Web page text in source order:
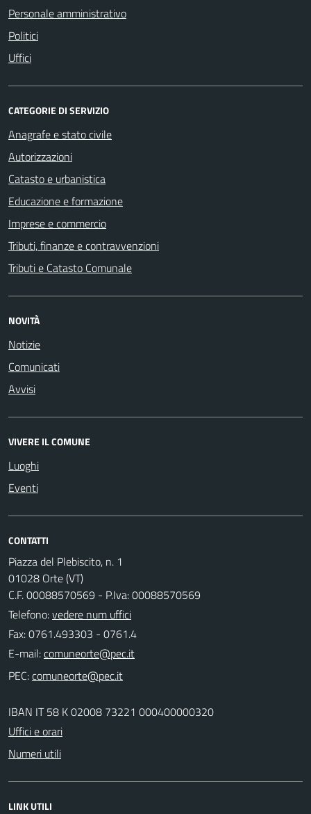
Personale amministrativo
Politici
Uffici
CATEGORIE DI SERVIZIO
Anagrafe e stato civile
Autorizzazioni
Catasto e urbanistica
Educazione e formazione
Imprese e commercio
Tributi, finanze e contravvenzioni
Tributi e Catasto Comunale
NOVITÀ
Notizie
Comunicati
Avvisi
VIVERE IL COMUNE
Luoghi
Eventi
CONTATTI
Piazza del Plebiscito, n. 1
01028 Orte (VT)
C.F. 00088570569 - P.Iva: 00088570569
Telefono:vedere num uffici
Fax: 0761.493303 - 0761.4
E-mail:
PEC:
IBAN IT 58 K 02008 73221 000400000320
Uffici e orari
Numeri utili
LINK UTILI